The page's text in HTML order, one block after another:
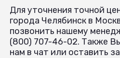
Для уточнения точной
города Челябинск в
позвонить нашему
(800) 707-46-02. Также
нам в чат или оставить